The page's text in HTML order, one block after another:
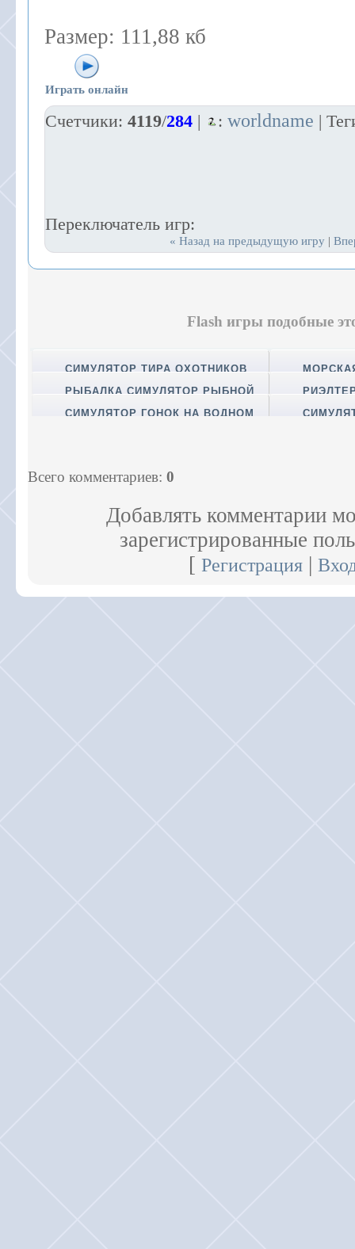
Размер: 111,88 кб
Играть онлайн
Счетчики: 4119/284 | : worldname |
Переключатель игр:
« Назад на предыдущую игру
Flash игры подобные
СИМУЛЯТОР ТИРА ОХОТНИКОВ
РЫБАЛКА СИМУЛЯТОР РЫБНОЙ
СИМУЛЯТОР ГОНОК НА ВОДНОМ
Всего комментариев: 0
Добавлять комментарии
зарегистрированные
[Регистрация |